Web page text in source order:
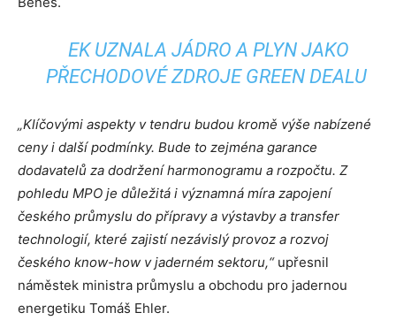
EK UZNALA JÁDRO A PLYN JAKO
PŘECHODOVÉ ZDROJE GREEN DEALU
„Klíčovými aspekty v tendru budou kromě výše nabízené
ceny i další podmínky. Bude to zejména garance
dodavatelů za dodržení harmonogramu a rozpočtu. Z
pohledu MPO je důležitá i významná míra zapojení
českého průmyslu do přípravy a výstavby a transfer
technologií, které zajistí nezávislý provoz a rozvoj
českého know-how v jaderném sektoru,“ upřesnil
náměstek ministra průmyslu a obchodu pro jadernou
energetiku Tomáš Ehler.